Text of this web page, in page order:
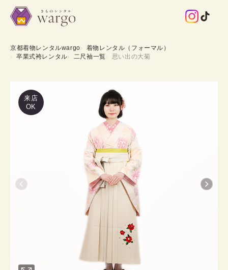
京都着物レンタルwargo
着物レンタル（フォーマル）
卒業式袴レンタル
二尺袖一覧 思い出の大菊
来店
OK